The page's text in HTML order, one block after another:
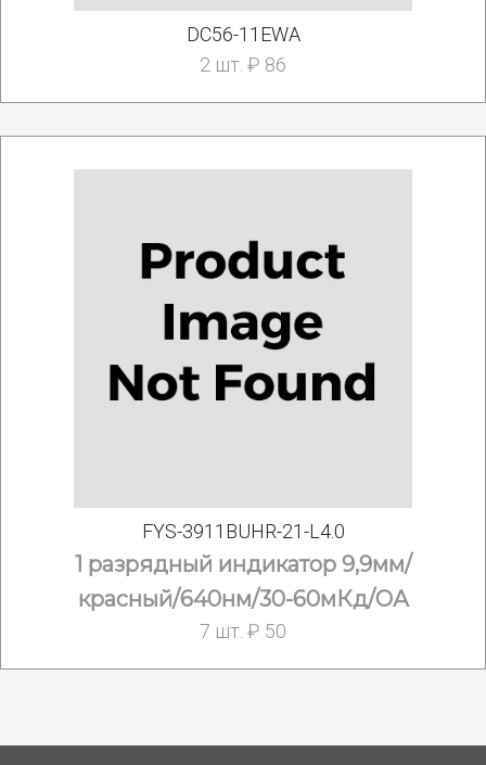
DC56-11EWA
2 шт. ₽ 86
FYS-3911BUHR-21-L4.0
1 разрядный индикатор 9,9мм/
красный/640нм/30-60мКд/ОА
7 шт. ₽ 50